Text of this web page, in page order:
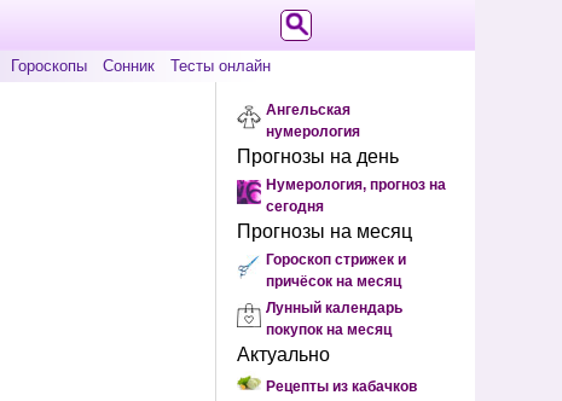
Гороскопы Сонник Тесты онлайн
Ангельская
нумерология
Прогнозы на день
Нумерология, прогноз на
сегодня
Прогнозы на месяц
Гороскоп стрижек и
причёсок на месяц
Лунный календарь
покупок на месяц
Актуально
Рецепты из кабачков